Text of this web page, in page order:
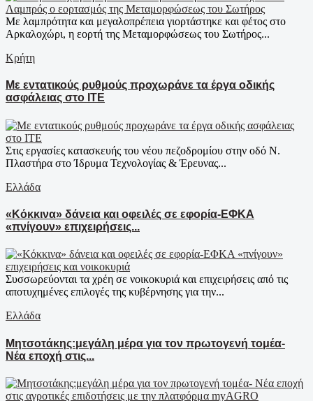
Με λαμπρότητα και μεγαλοπρέπεια γιορτάστηκε και φέτος στο
Αρκαλοχώρι, η εορτή της Μεταμορφώσεως του Σωτήρος...
Κρήτη
Με εντατικούς ρυθμούς προχωράνε τα έργα οδικής
ασφάλειας στο ΙΤΕ
Στις εργασίες κατασκευής του νέου πεζοδρομίου στην οδό Ν.
Πλαστήρα στο Ίδρυμα Τεχνολογίας & Έρευνας...
Ελλάδα
«Κόκκινα» δάνεια και οφειλές σε εφορία-ΕΦΚΑ
«πνίγουν» επιχειρήσεις...
Συσσωρεύονται τα χρέη σε νοικοκυριά και επιχειρήσεις από τις
αποτυχημένες επιλογές της κυβέρνησης για την...
Ελλάδα
Μητσοτάκης:μεγάλη μέρα για τον πρωτογενή τομέα-
Νέα εποχή στις...